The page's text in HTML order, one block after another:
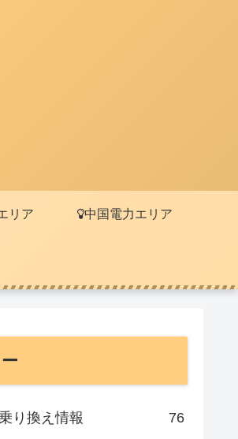
リア 中国電力エリア
り換え情報 76